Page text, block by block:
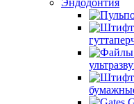
Эндодонтия